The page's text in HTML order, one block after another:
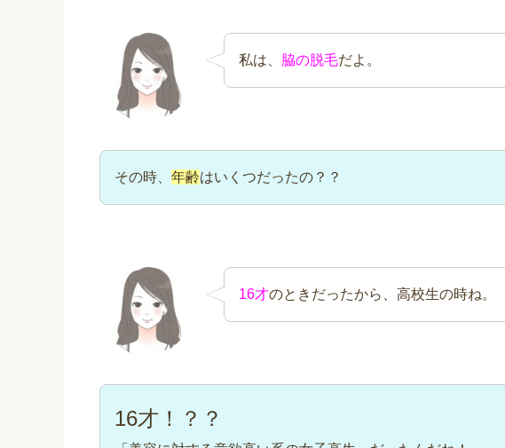
私は、 脇の脱毛だよ。
その時、 年齢はいくつだったの？？
16才のときだったから、高校生の時ね。
16才！？？